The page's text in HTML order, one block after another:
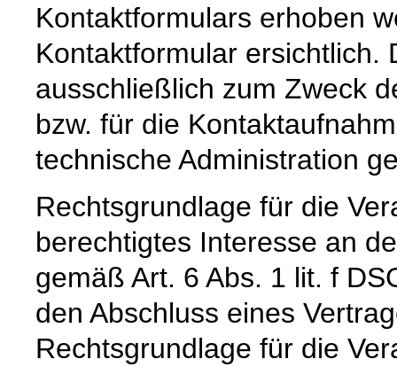
Kontaktformulars erhoben
Kontaktformular ersichtlich.
ausschließlich zum Zweck
bzw. für die
technische Administration
Rechtsgrundlage für die
berechtigtes Interesse an
gemäß Art. 6 Abs. 1 lit. f
den Abschluss eines
Rechtsgrundlage für die